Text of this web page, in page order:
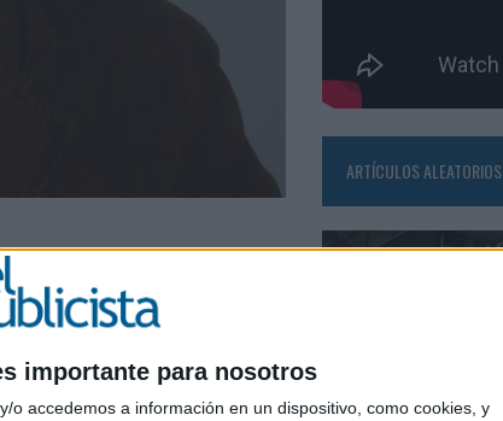
importante para nosotros
o accedemos a información en un dispositivo, como cookies, y
IBERIA
digital operations
operaciones digitales, así como el fichaje de
con espíritu de negocio y pleno conocedor
como Yahoo, donde durante cinco años ha
ARTÍCULOS ALEATORIOS